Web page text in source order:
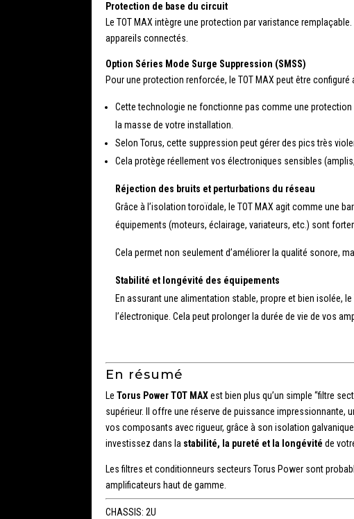
Protection de base du circuit
Le TOT MAX intègre une protection par varistance
appareils connectés.
Option Séries Mode Surge Suppression (SMSS)
Pour une protection renforcée, le TOT MAX peut être configuré
Cette technologie ne fonctionne pas comme une protection
la masse de votre installation.
Selon Torus, cette suppression peut gérer des pics très
Cela protège réellement vos électroniques sensibles
Réjection des bruits et perturbations du réseau
Grâce à l’isolation toroïdale, le TOT MAX agit comme une
équipements (moteurs, éclairage, variateurs, etc.) sont
Cela permet non seulement d’améliorer la qualité sonore,
Stabilité et longévité des équipements
En assurant une alimentation stable, propre et bien isolée,
l’électronique. Cela peut prolonger la durée de vie de vos
En résumé
Le Torus Power TOT MAXest bien plus qu’un simple “filtre
supérieur. Il offre une réserve de puissance impressionnante,
vos composants avec rigueur, grâce à son isolation
investissez dans la stabilité, la pureté et la longévité de
Les filtres et conditionneurs secteurs Torus Power sont
amplificateurs haut de gamme.
CHASSIS: 2U